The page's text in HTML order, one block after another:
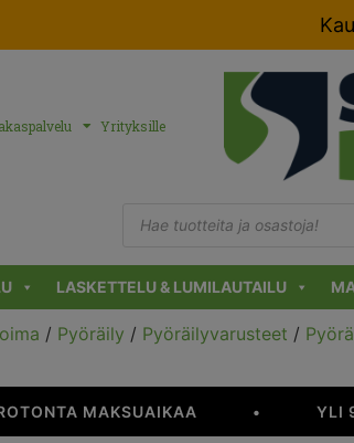
Yrityksille
LASKETTELU & LUMILAUTAILU
/ Pyöräily / Pyöräilyvarusteet /
MAKSUAIKAA YLI